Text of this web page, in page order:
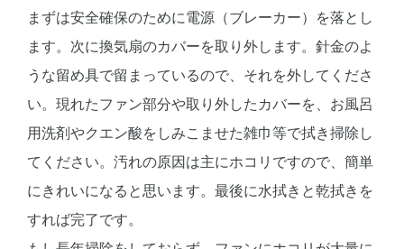
まずは安全確保のために電源（ブレーカー）を落とし
ます。次に換気扇のカバーを取り外します。針金のよ
うな留め具で留まっているので、それを外してくださ
い。現れたファン部分や取り外したカバーを、お風呂
用洗剤やクエン酸をしみこませた雑巾等で拭き掃除し
てください。汚れの原因は主にホコリですので、簡単
にきれいになると思います。最後に水拭きと乾拭きを
すれば完了です。